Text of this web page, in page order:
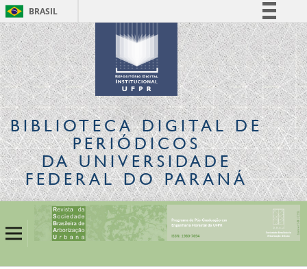
BRASIL
Simplifique!
Comunica BR
Participe
Acesso à informação
Legislação
Canais
BIBLIOTECA DIGITALDE
PERIÓDICOS
DA UNIVERSIDADE
FEDERAL DO PARANÁ